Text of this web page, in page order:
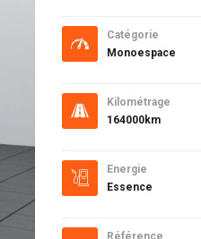
Catégorie
Monoespace
Kilométrage
164000km
Energie
Essence
Référence